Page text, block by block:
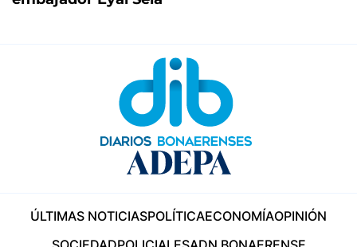
ÚLTIMAS NOTICIASPOLÍTICAECONOMÍAOPINIÓN